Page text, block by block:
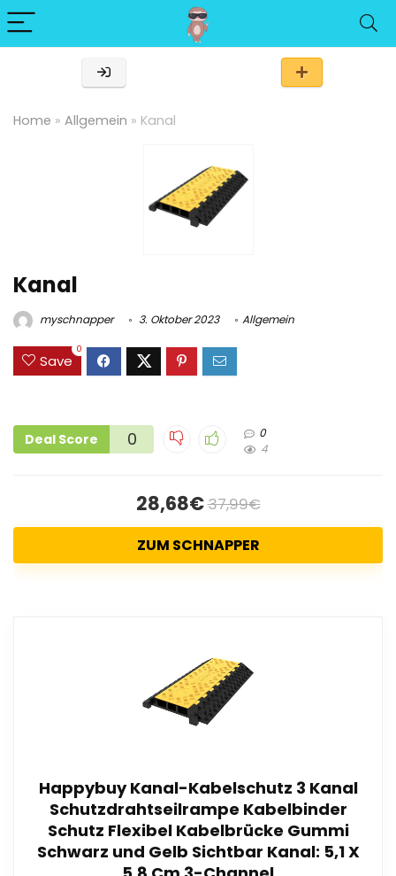
Home » Allgemein » Kanal
Kanal
myschnapper 3. Oktober 2023 Allgemein
Save
0
Deal Score 0
0
4
28,68€37,99€
ZUM SCHNAPPER
Happybuy Kanal-Kabelschutz 3 Kanal
Schutzdrahtseilrampe Kabelbinder
Schutz Flexibel Kabelbrücke Gummi
Schwarz und Gelb Sichtbar Kanal: 5,1 X